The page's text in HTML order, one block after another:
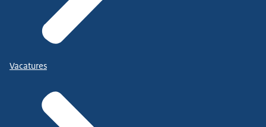
Vacatures